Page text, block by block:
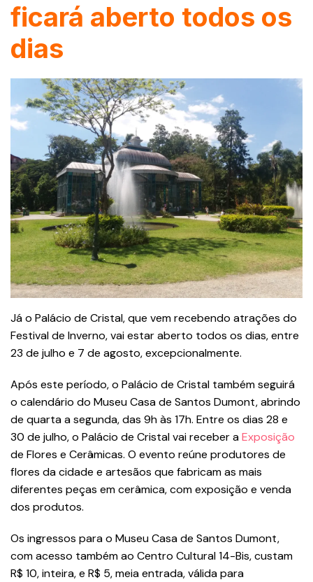
ficará aberto todos os
dias
Já o Palácio de Cristal, que vem recebendo atrações do
Festival de Inverno, vai estar aberto todos os dias, entre
23 de julho e 7 de agosto, excepcionalmente.
Após este período, o Palácio de Cristal também seguirá
o calendário do Museu Casa de Santos Dumont, abrindo
de quarta a segunda, das 9h às 17h. Entre os dias 28 e
30 de julho, o Palácio de Cristal vai receber aExposição
de Flores e Cerâmicas. O evento reúne produtores de
flores da cidade e artesãos que fabricam as mais
diferentes peças em cerâmica, com exposição e venda
dos produtos.
Os ingressos para o Museu Casa de Santos Dumont,
com acesso também ao Centro Cultural 14-Bis, custam
R$ 10, inteira, e R$ 5, meia entrada, válida para